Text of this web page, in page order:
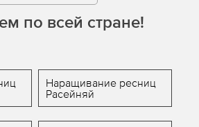
по всей стране!
Наращивание ресниц
Расейняй